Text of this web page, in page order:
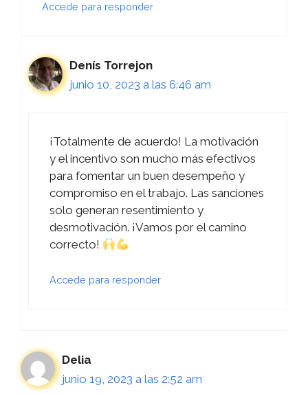
Accede para responder
Denís Torrejon
junio 10, 2023 a las 6:46 am
¡Totalmente de acuerdo! La motivación
y el incentivo son mucho más efectivos
para fomentar un buen desempeño y
compromiso en el trabajo. Las sanciones
solo generan resentimiento y
desmotivación. ¡Vamos por el camino
correcto!
Accede para responder
Delia
junio 19, 2023 a las 2:52 am